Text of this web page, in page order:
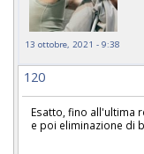
13 ottobre, 2021 - 9:38
120
Esatto, fino all'ultima
e poi eliminazione di